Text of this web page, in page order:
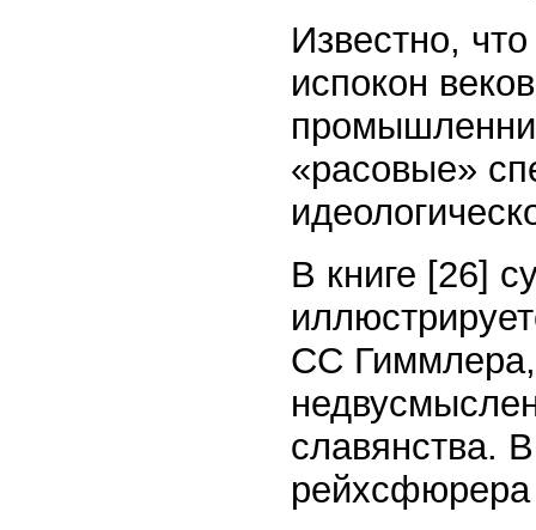
Известно,
испокон
«расовые»
В книге [26]
СС Гиммлера,
славянства.